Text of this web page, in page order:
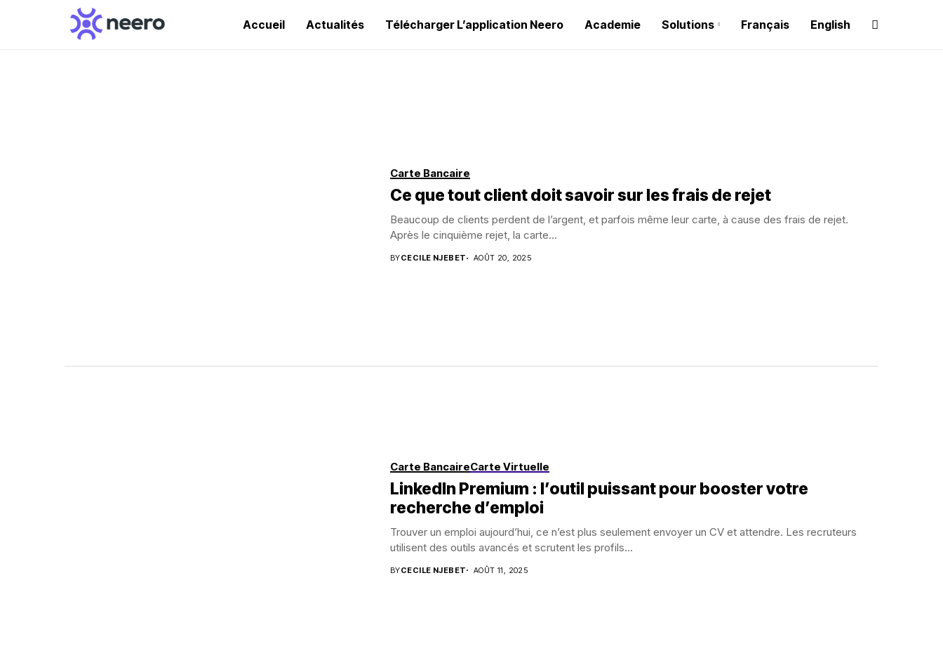
Accueil Actualités Télécharger L’application Neero Academie Solutions Français English
Carte Bancaire
Ce que tout client doit savoir sur les frais de rejet
Beaucoup de clients perdent de l’argent, et parfois même leur carte, à cause des frais de rejet.
Après le cinquième rejet, la carte...
BYCECILE NJEBET AOÛT 20, 2025
Carte BancaireCarte Virtuelle
LinkedIn Premium : l’outil puissant pour booster votre
recherche d’emploi
Trouver un emploi aujourd’hui, ce n’est plus seulement envoyer un CV et attendre. Les recruteurs
utilisent des outils avancés et scrutent les profils...
BYCECILE NJEBET AOÛT 11, 2025